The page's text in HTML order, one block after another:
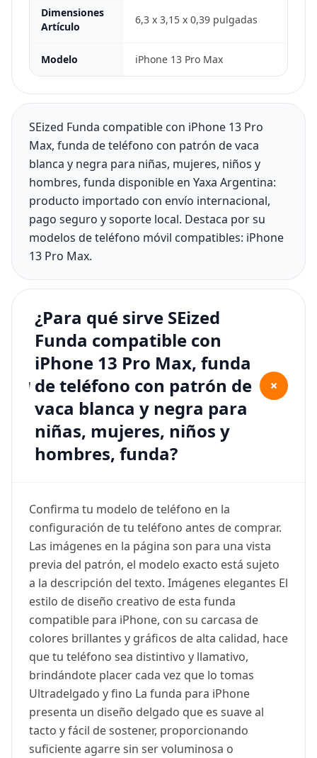
Dimensiones
Artículo
6,3 x 3,15 x 0,39 pulgadas
Modelo iPhone 13 Pro Max
SEized Funda compatible con iPhone 13 Pro
Max, funda de teléfono con patrón de vaca
blanca y negra para niñas, mujeres, niños y
hombres, funda disponible en Yaxa Argentina:
producto importado con envío internacional,
pago seguro y soporte local. Destaca por su
modelos de teléfono móvil compatibles: iPhone
13 Pro Max.
¿Para qué sirve SEized
Funda compatible con
iPhone 13 Pro Max, funda
de teléfono con patrón de
vaca blanca y negra para
niñas, mujeres, niños y
hombres, funda?
+
Confirma tu modelo de teléfono en la
configuración de tu teléfono antes de comprar.
Las imágenes en la página son para una vista
previa del patrón, el modelo exacto está sujeto
a la descripción del texto. Imágenes elegantes El
estilo de diseño creativo de esta funda
compatible para iPhone, con su carcasa de
colores brillantes y gráficos de alta calidad, hace
que tu teléfono sea distintivo y llamativo,
brindándote placer cada vez que lo tomas
Ultradelgado y fino La funda para iPhone
presenta un diseño delgado que es suave al
tacto y fácil de sostener, proporcionando
suficiente agarre sin ser voluminosa o